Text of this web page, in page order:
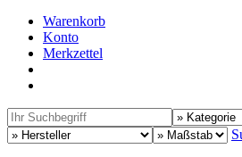
Warenkorb
Konto
Merkzettel